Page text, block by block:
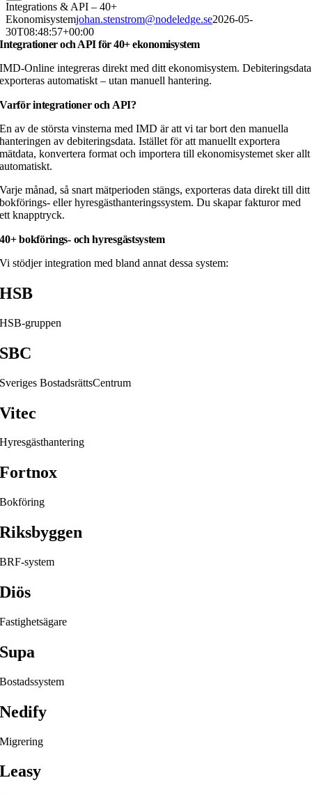
Integrations & API – 40+
Ekonomisystemjohan.stenstrom@nodeledge.se2026-05-
30T08:48:57+00:00
Integrationer och API för 40+ ekonomisystem
IMD-Online integreras direkt med ditt ekonomisystem. Debiteringsdata
exporteras automatiskt – utan manuell hantering.
Varför integrationer och API?
En av de största vinsterna med IMD är att vi tar bort den manuella
hanteringen av debiteringsdata. Istället för att manuellt exportera
mätdata, konvertera format och importera till ekonomisystemet sker allt
automatiskt.
Varje månad, så snart mätperioden stängs, exporteras data direkt till ditt
bokförings- eller hyresgästhanteringssystem. Du skapar fakturor med
ett knapptryck.
40+ bokförings- och hyresgästsystem
Vi stödjer integration med bland annat dessa system:
HSB
HSB-gruppen
SBC
Sveriges BostadsrättsCentrum
Vitec
Hyresgästhantering
Fortnox
Bokföring
Riksbyggen
BRF-system
Diös
Fastighetsägare
Supa
Bostadssystem
Nedify
Migrering
Leasy